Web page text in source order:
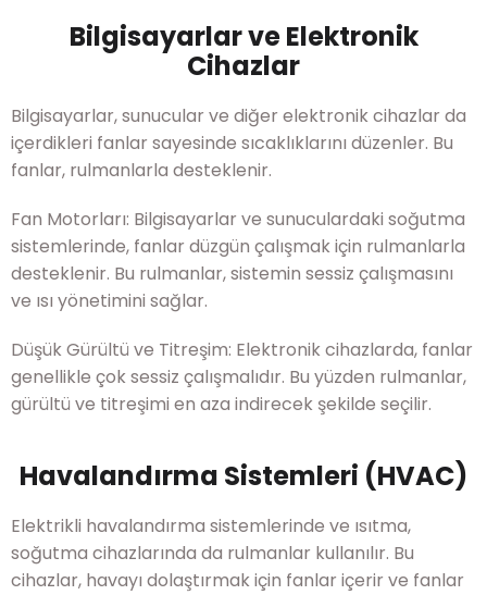
Bilgisayarlar ve Elektronik
Cihazlar
Bilgisayarlar, sunucular ve diğer elektronik cihazlar da
içerdikleri fanlar sayesinde sıcaklıklarını düzenler. Bu
fanlar, rulmanlarla desteklenir.
Fan Motorları: Bilgisayarlar ve sunuculardaki soğutma
sistemlerinde, fanlar düzgün çalışmak için rulmanlarla
desteklenir. Bu rulmanlar, sistemin sessiz çalışmasını
ve ısı yönetimini sağlar.
Düşük Gürültü ve Titreşim: Elektronik cihazlarda, fanlar
genellikle çok sessiz çalışmalıdır. Bu yüzden rulmanlar,
gürültü ve titreşimi en aza indirecek şekilde seçilir.
Havalandırma Sistemleri (HVAC)
Elektrikli havalandırma sistemlerinde ve ısıtma,
soğutma cihazlarında da rulmanlar kullanılır. Bu
cihazlar, havayı dolaştırmak için fanlar içerir ve fanlar